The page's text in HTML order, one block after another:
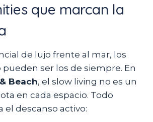
que marcan la
de lujo frente al mar, los
ser los de siempre. En
Beach, el slow living no es un
en cada espacio. Todo
el descanso activo: